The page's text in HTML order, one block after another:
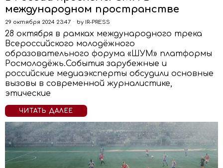
международном пространстве
29 октября 2024 23:47 by IR-PRESS
28 октября в рамках международного трека
Всероссийского молодёжного
образовательного форума «ШУМ» платформы
Росмолодёжь.События зарубежные и
российские медиаэксперты обсудили основные
вызовы в современной журналистике,
этические
ЧИТАТЬ ДАЛЕЕ